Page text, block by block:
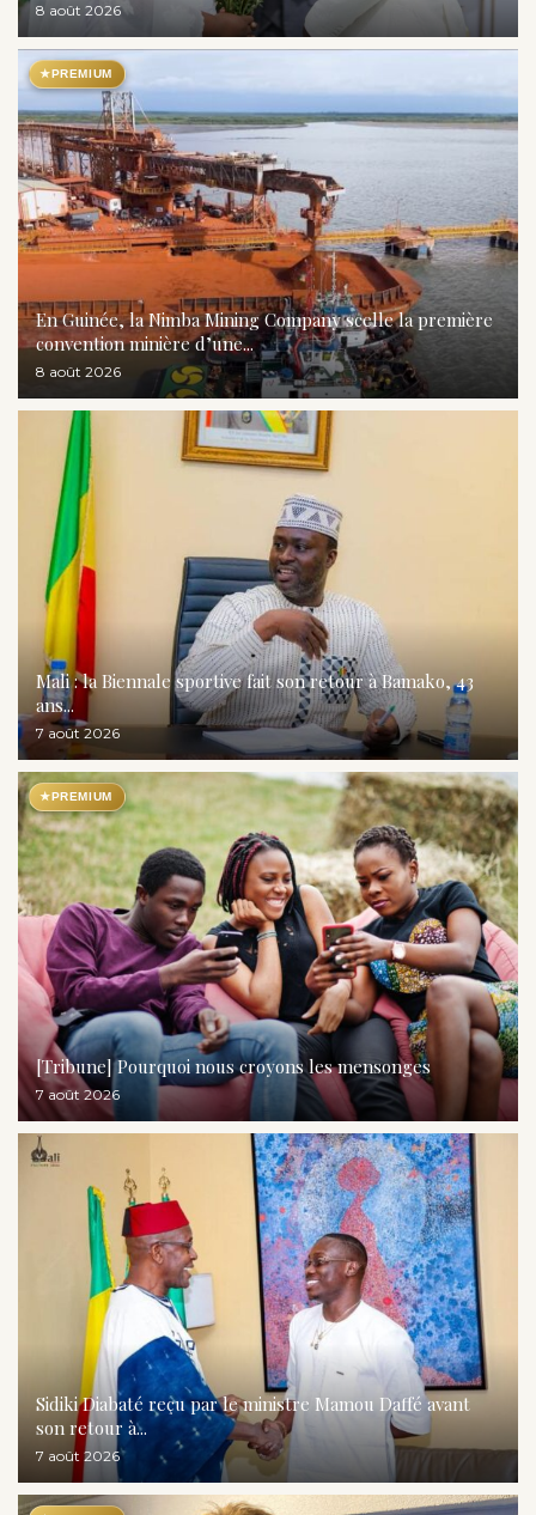
8 août 2026
★ PREMIUM
En Guinée, la Nimba Mining Company scelle la première
convention minière d’une...
8 août 2026
Mali : la Biennale sportive fait son retour à Bamako, 43
ans...
7 août 2026
★ PREMIUM
[Tribune] Pourquoi nous croyons les mensonges
7 août 2026
Sidiki Diabaté reçu par le ministre Mamou Daffé avant
son retour à...
7 août 2026